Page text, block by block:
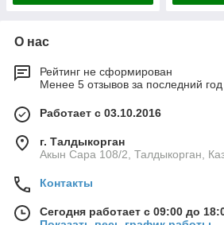
О нас
Рейтинг не сформирован
Менее 5 отзывов за последний год
Работает с 03.10.2016
г. Талдыкорган
Акын Сара 108/2, Талдыкорган,
Контакты
Сегодня работает с 09:00 до